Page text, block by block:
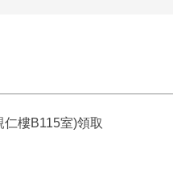
樓B115室)領取